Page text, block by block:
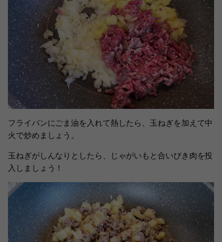
フライパンにごま油を入れて熱したら、玉ねぎを加えて中
火で炒めましょう。
玉ねぎがしんなりとしたら、じゃがいもと合いびき肉を投
入しましょう！